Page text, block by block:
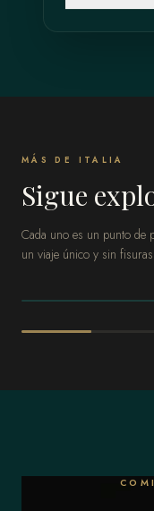
MÁS DE ITALIA
Sigue
Cada uno es un punto de
un viaje único y sin